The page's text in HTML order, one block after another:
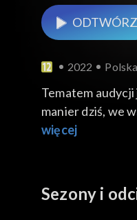
ODTWÓRZ
2022 Polska
Tematem
manier dziś, we
oraz uprzejmości
więcej
Sezony i